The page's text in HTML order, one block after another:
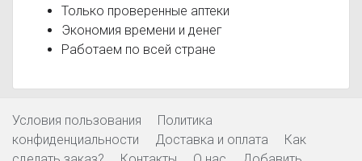
Только проверенные аптеки
Экономия времени и денег
Работаем по всей стране
Условия пользования
Политика
конфиденциальности
Доставка и оплата
Как